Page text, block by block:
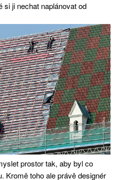
si ji nechat naplánovat od
prostor tak, aby byl co
Kromě toho ale právě designér